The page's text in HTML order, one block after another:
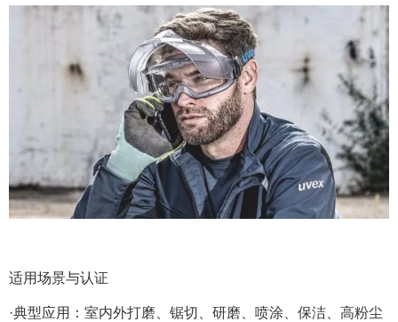
适用场景与认证
·典型应用：室内外打磨、锯切、研磨、喷涂、保洁、高粉尘